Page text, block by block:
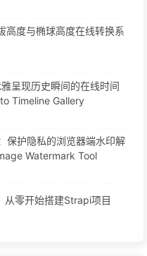
高度与椭球高度在线转换系
呈现历史瞬间的在线时间
Timeline Gallery
保护隐私的浏览器端水印解
Watermark Tool
从零开始搭建Strapi项目